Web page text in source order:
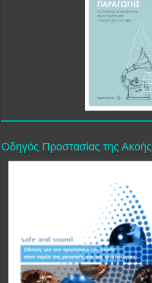
Οδηγός Προστασίας της Ακοής